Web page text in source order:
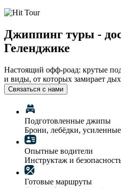
Джиппинг туры -
Геленджике
Настоящий офф-роад: крутые
и виды, от которых замирает
Связаться с нами
Подготовленные джипы
Брони, лебёдки,
Опытные водители
Инструктаж и
Готовые маршруты